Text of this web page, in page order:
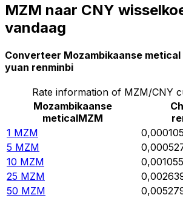
MZM naar CNY
vandaag
Converteer Mozambikaanse metical
yuan renminbi
Rate information of MZM/CNY
Mozambikaanse
meticalMZM
1 MZM
5 MZM
10 MZM
25 MZM
50 MZM